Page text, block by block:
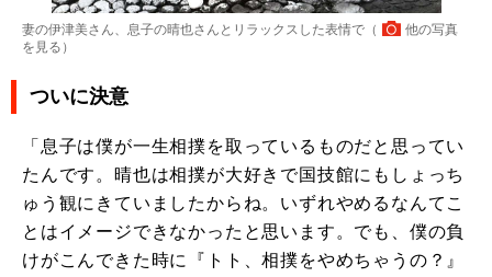
妻の伊津美さん、息子の晴也さんとリラックスした表情で（
他の写真
を見る ）
ついに決意
「息子は僕が一生相撲を取っているものだと思ってい
たんです。晴也は相撲が大好きで国技館にもしょっち
ゅう観にきていましたからね。いずれやめるなんてこ
とはイメージできなかったと思います。でも、僕の負
けがこんできた時に『トト、相撲をやめちゃうの？』